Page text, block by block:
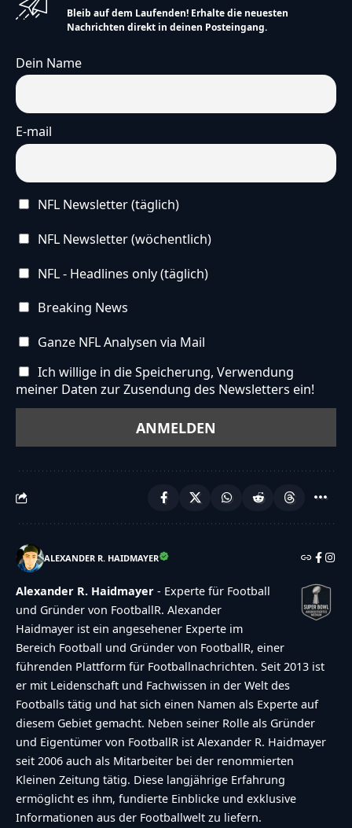
Bleib auf dem Laufenden! Erhalte die neuesten
Nachrichten direkt in deinen Posteingang.
Dein Name
E-mail
NFL Newsletter (täglich)
NFL Newsletter (wöchentlich)
NFL - Headlines only (täglich)
Breaking News
Ganze NFL Analysen via Mail
Ich willige in die Speicherung, Verwendung
meiner Daten zur Zusendung des Newsletters ein!
ALEXANDER R. HAIDMAYER
Alexander R. Haidmayer - Experte für Football
und Gründer von FootballR. Alexander
Haidmayer ist ein angesehener Experte im
Bereich Football und Gründer von FootballR, einer
führenden Plattform für Footballnachrichten. Seit 2013 ist
er mit Leidenschaft und Fachwissen in der Welt des
Footballs tätig und hat sich einen Namen als Experte auf
diesem Gebiet gemacht. Neben seiner Rolle als Gründer
und Eigentümer von FootballR ist Alexander R. Haidmayer
seit 2006 auch als Mitarbeiter bei der renommierten
Kleinen Zeitung tätig. Diese langjährige Erfahrung
ermöglicht es ihm, fundierte Einblicke und exklusive
Informationen aus der Footballwelt zu liefern.